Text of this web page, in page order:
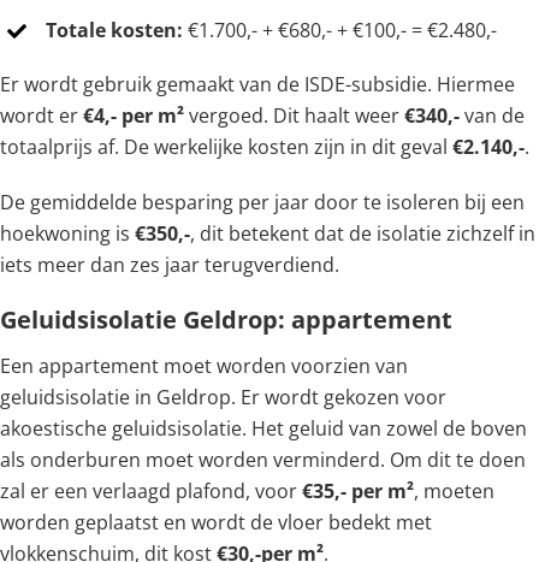
Totale kosten: €1.700,- + €680,- + €100,- = €2.480,-
Er wordt gebruik gemaakt van de ISDE-subsidie. Hiermee
wordt er€4,- per m²vergoed. Dit haalt weer€340,-van de
totaalprijs af. De werkelijke kosten zijn in dit geval €2.140,-.
De gemiddelde besparing per jaar door te isoleren bij een
hoekwoning is €350,-, dit betekent dat de isolatie zichzelf in
iets meer dan zes jaar terugverdiend.
Geluidsisolatie Geldrop: appartement
Een appartement moet worden voorzien van
geluidsisolatie in Geldrop. Er wordt gekozen voor
akoestische geluidsisolatie. Het geluid van zowel de boven
als onderburen moet worden verminderd. Om dit te doen
zal er een verlaagd plafond, voor€35,- per m², moeten
worden geplaatst en wordt de vloer bedekt met
vlokkenschuim, dit kost€30,-per m².